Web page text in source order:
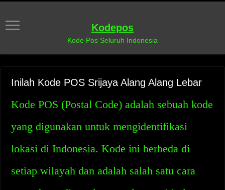
Kodepos
Kode Pos Seluruh Indonesia
Inilah Kode POS Srijaya Alang Alang Lebar
Kode POS (Postal Code) adalah sebuah kode
yang digunakan untuk mengidentifikasi
lokasi di Indonesia. Kode ini berbeda di
setiap wilayah dan adalah salah satu cara